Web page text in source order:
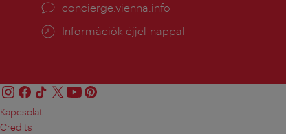
concierge.vienna.info
Információk éjjel-nappal
Kapcsolat
Credits